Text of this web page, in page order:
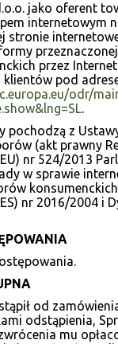
jako oferent
internetowym
stronie
przez Internet
pod
odr/
.
pochodzą z
(akt prawny
nr 524/2013
w sprawie
nr 2016/2004 i
od
odstąpienia,
mu